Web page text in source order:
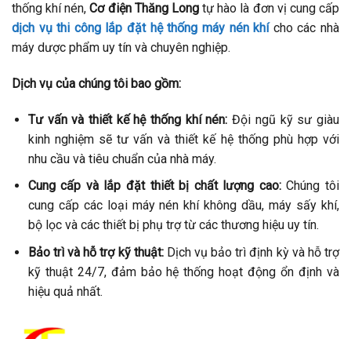
thống khí nén,Cơ điện Thăng Longtự hào là đơn vị cung cấp
dịch vụ thi công lắp đặt hệ thống máy nén khícho các nhà
máy dược phẩm uy tín và chuyên nghiệp.​
Dịch vụ của chúng tôi bao gồm:
Tư vấn và thiết kế hệ thống khí nén: Đội ngũ kỹ sư giàu
kinh nghiệm sẽ tư vấn và thiết kế hệ thống phù hợp với
nhu cầu và tiêu chuẩn của nhà máy.​
Cung cấp và lắp đặt thiết bị chất lượng cao:Chúng tôi
cung cấp các loại máy nén khí không dầu, máy sấy khí,
bộ lọc và các thiết bị phụ trợ từ các thương hiệu uy tín.​
Bảo trì và hỗ trợ kỹ thuật:Dịch vụ bảo trì định kỳ và hỗ trợ
kỹ thuật 24/7, đảm bảo hệ thống hoạt động ổn định và
hiệu quả nhất.